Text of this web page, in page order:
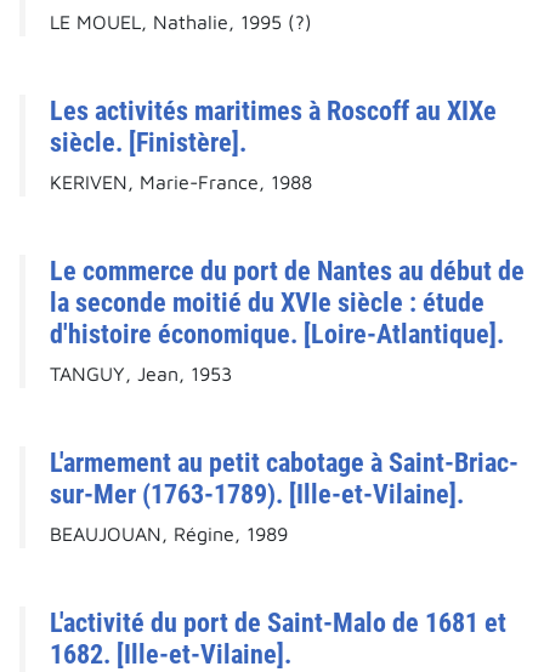
LE MOUEL, Nathalie, 1995 (?)
Les activités maritimes à Roscoff au XIXe
siècle. [Finistère].
KERIVEN, Marie-France, 1988
Le commerce du port de Nantes au début de
la seconde moitié du XVIe siècle : étude
d'histoire économique. [Loire-Atlantique].
TANGUY, Jean, 1953
L'armement au petit cabotage à Saint-Briac-
sur-Mer (1763-1789). [Ille-et-Vilaine].
BEAUJOUAN, Régine, 1989
L'activité du port de Saint-Malo de 1681 et
1682. [Ille-et-Vilaine].